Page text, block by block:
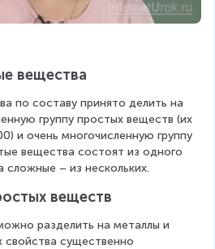
вещества
по составу принято делить на
группу простых веществ (их
и очень многочисленную группу
вещества состоят из одного
сложные – из нескольких.
веществ
разделить на металлы и
свойства существенно